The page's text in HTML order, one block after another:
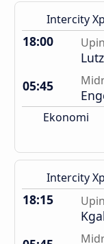
Intercity
18:00
05:45
Ekonomi
Intercity
18:15